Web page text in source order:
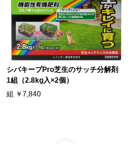
シバキープPro芝生のサッチ分解剤
1組（2.8kg入×2個）
組 ￥7,840